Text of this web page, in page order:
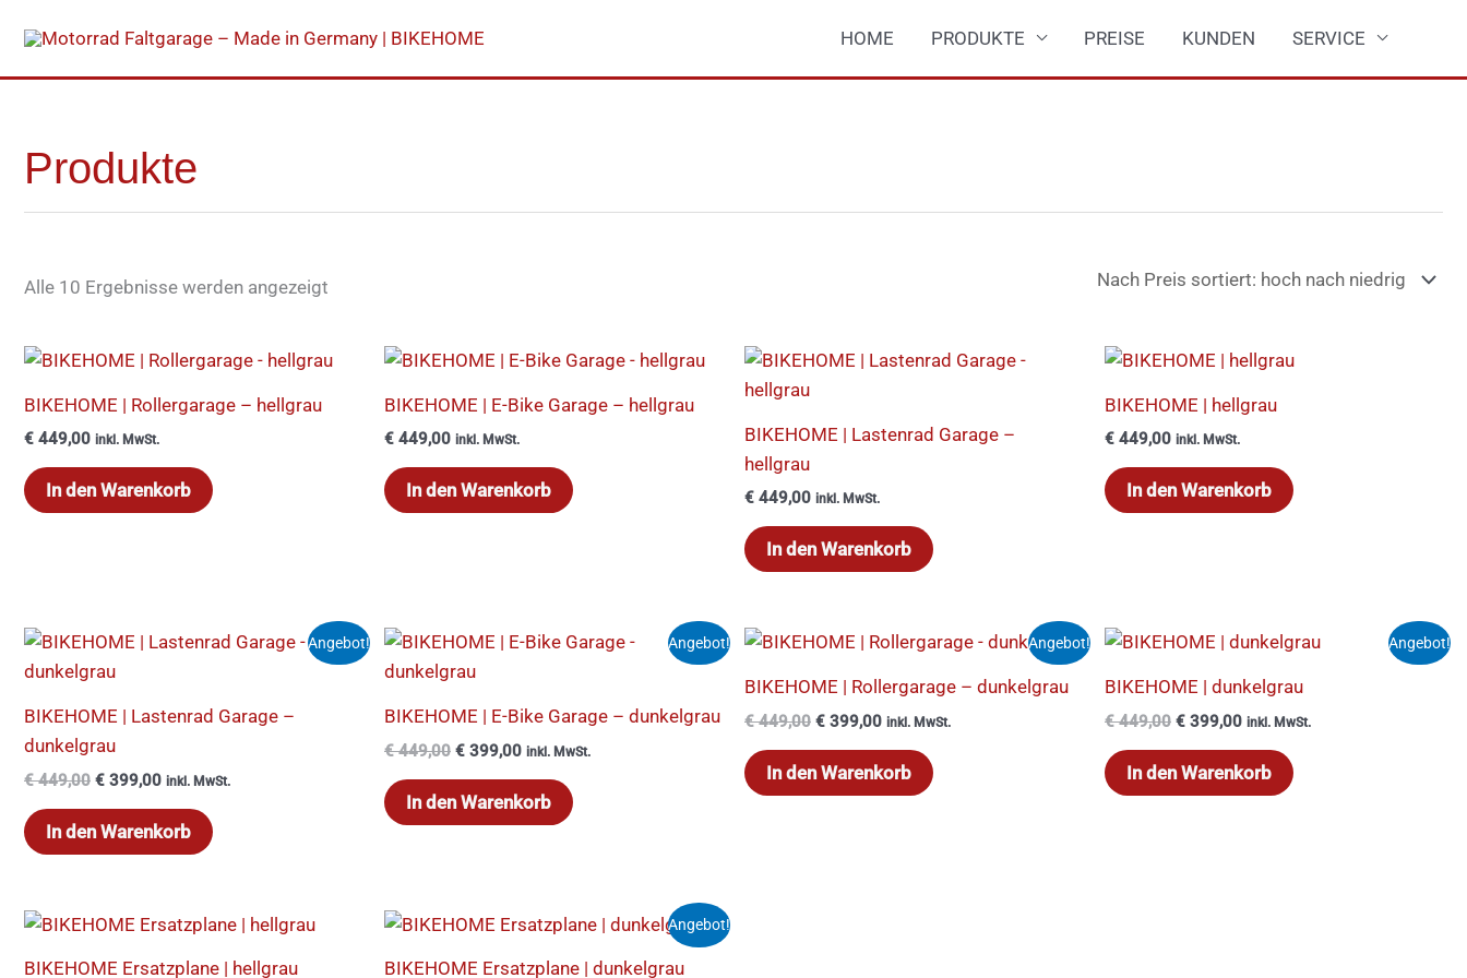
Inhalt
springen
HOME PRODUKTE PREISE KUNDEN SERVICE
Produkte
Alle 10 Ergebnisse werden angezeigt
absteigend
BIKEHOME | Rollergarage – hellgrau
€ 449,00 inkl. MwSt.
In den Warenkorb
BIKEHOME | E-Bike Garage – hellgrau
€ 449,00 inkl. MwSt.
In den Warenkorb
BIKEHOME | Lastenrad Garage –
hellgrau
€ 449,00 inkl. MwSt.
In den Warenkorb
BIKEHOME | hellgrau
€ 449,00 inkl. MwSt.
In den Warenkorb
Angebot!
BIKEHOME | Lastenrad Garage –
dunkelgrau
€449,00
Ursprünglicher
war:
€ 399,00
Aktueller
inkl. MwSt.
In den Warenkorb
Angebot!
BIKEHOME | E-Bike Garage – dunkelgrau
€449,00
Ursprünglicher
war:
€ 399,00
Aktueller
inkl. MwSt.
In den Warenkorb
Angebot!
BIKEHOME | Rollergarage – dunkelgrau
€449,00
Ursprünglicher
war:
€ 449,00
€ 399,00
Aktueller
Preis
€ 399,00.
inkl. MwSt.
In den Warenkorb
Angebot!
BIKEHOME | dunkelgrau
€449,00
Ursprünglicher
war:
€ 449,00
€ 399,00
Aktueller
ist:
€ 399,00.
inkl. MwSt.
In den Warenkorb
BIKEHOME Ersatzplane | hellgrau
Angebot!
BIKEHOME Ersatzplane | dunkelgrau
Ursprünglicher
war:
Aktueller
Preis
ist: